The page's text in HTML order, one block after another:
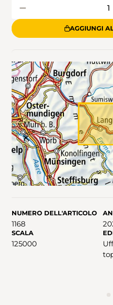
AGGIUNGI
NUMERO DELL'ARTICOLO
1168
SCALA
125000